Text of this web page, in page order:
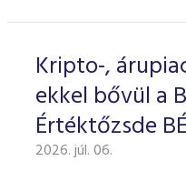
Kripto-,
ekkel bővül a
Értéktőzsde
2026. júl. 06.